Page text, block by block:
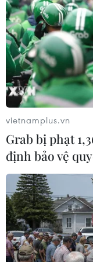
29/10/2021 15:05
Rạng sáng 29/10,
phát hiện 29 đối
dụng trái phép
uống K&K trên
vietnamplus.vn
Grab bị phạt
định bảo vệ